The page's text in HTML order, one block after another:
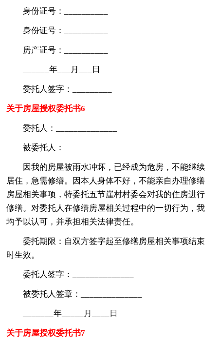
身份证号：__________
身份证号：__________
房产证号：__________
______年___月___日
委托人签字：_________
关于房屋授权委托书6
委托人：______________
被委托人：______________
因我的房屋被雨水冲坏，已经成为危房，不能继续
居住，急需修缮。因本人身体不好，不能亲自办理修缮
房屋相关事项，特委托五节崖村村委会对我的住房进行
修缮。对委托人在修缮房屋相关过程中的一切行为，我
均予以认可，并承担相关法律责任。
委托期限：自双方签字起至修缮房屋相关事项结束
时生效。
委托人签字：______________
被委托人签章：______________
_______年_____月____日
关于房屋授权委托书7